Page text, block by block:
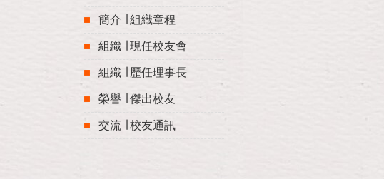
簡介 ∣ 組織章程
組織 ∣ 現任校友會
組織 ∣ 歷任理事長
榮譽 ∣ 傑出校友
交流 ∣ 校友通訊